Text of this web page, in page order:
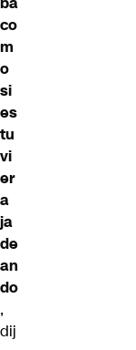
co
m
o
si
es
tu
vi
er
a
ja
de
an
do
,
dij